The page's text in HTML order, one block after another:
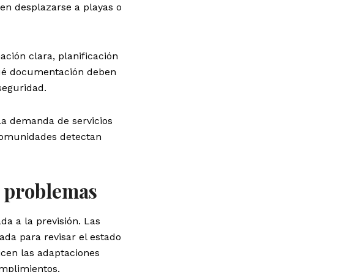
desplazarse a playas o
clara, planificación
documentación deben
demanda de servicios
detectan
a la previsión. Las
para revisar el estado
las adaptaciones